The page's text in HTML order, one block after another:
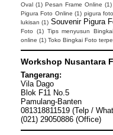
Oval (1) Pesan Frame Online (1)
Pigura Foto Online (1) pigura
lukisan (1) Souvenir Pigura
Foto
(1) Tips menyusun
online (1) Toko Bingkai Foto
Workshop Nusantara
Tangerang:
Vila Dago
Blok F11 No.5
Pamulang-Banten
081318811519 (Telp /
(021) 29050886 (Office)